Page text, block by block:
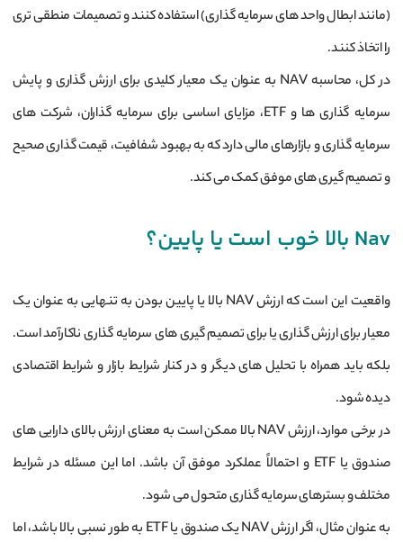
(مانند ابطال واحد های سرمایه‌ گذاری) استفاده کنند و تصمیمات منطقی‌ تری
را اتخاذ کنند.
در کل، محاسبه NAV به عنوان یک معیار کلیدی برای ارزش ‌گذاری و پایش
سرمایه‌ گذاری‌ ها و ETF، مزایای اساسی برای سرمایه ‌گذاران، شرکت‌ های
سرمایه ‌گذاری و بازارهای مالی دارد که به بهبود شفافیت، قیمت ‌گذاری صحیح
و تصمیم‌ گیری ‌های موفق کمک می ‌کند.
Nav بالا خوب است یا پایین؟
واقعیت این است که ارزش NAV بالا یا پایین بودن به تنهایی به عنوان یک
معیار برای ارزش ‌گذاری یا برای تصمیم‌ گیری ‌های سرمایه‌ گذاری ناکارآمد است.
بلکه باید همراه با تحلیل ‌های دیگر و در کنار شرایط بازار و شرایط اقتصادی
دیده شود.
در برخی موارد، ارزش NAV بالا ممکن است به معنای ارزش بالای دارایی ‌های
صندوق یا ETF و احتمالاً عملکرد موفق آن باشد. اما این مسئله در شرایط
مختلف و بسترهای سرمایه ‌گذاری متحول می ‌شود.
به عنوان مثال، اگر ارزش NAV یک صندوق یا ETF به‌ طور نسبی بالا باشد، اما